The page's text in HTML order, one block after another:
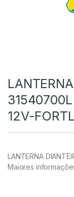
12V-
LANTERNA
Maiores